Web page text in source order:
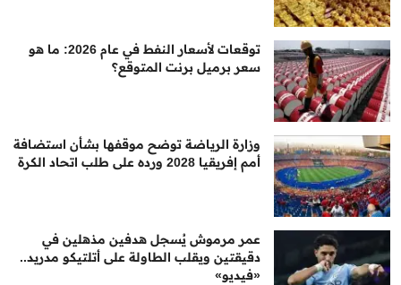
توقعات لأسعار النفط في عام 2026: ما هو
سعر برميل برنت المتوقع؟
وزارة الرياضة توضح موقفها بشأن استضافة
أمم إفريقيا 2028 ورده على طلب اتحاد الكرة
عمر مرموش يُسجل هدفين مذهلين في
دقيقتين ويقلب الطاولة على أتلتيكو مدريد..
«فيديو»